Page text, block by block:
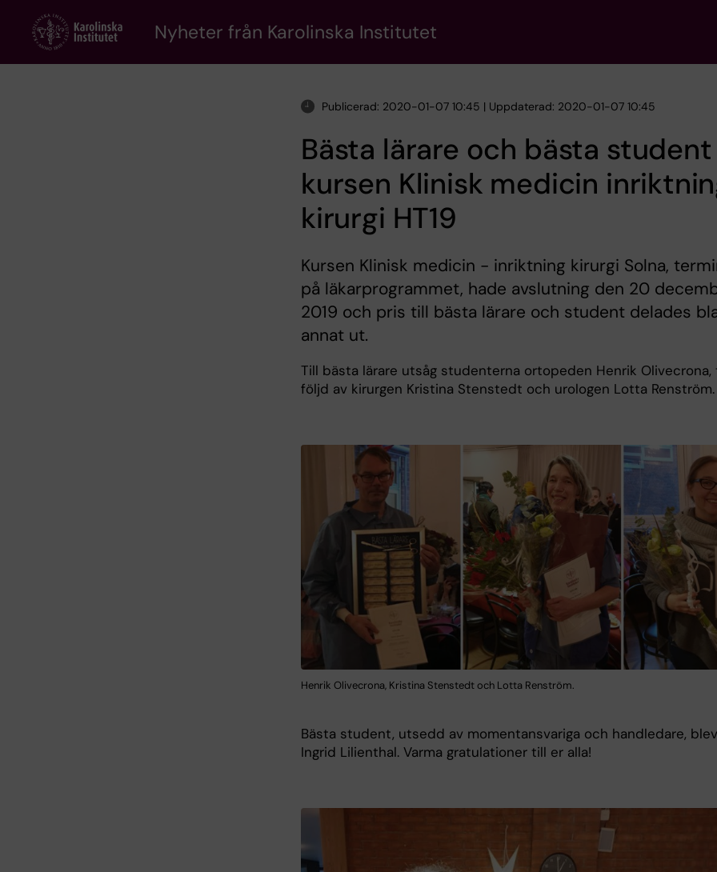
content
Nyheter från Karolinska Institutet
Publicerad: 2020-01-07 10:45 | Uppdaterad: 2020-01-07 10:45
Bästa lärare och bästa
kursen Klinisk medicin
kirurgi HT19
Kursen Klinisk medicin - inriktning kirurgi Solna,
på läkarprogrammet, hade avslutning den 20
2019 och pris till bästa lärare och student delades
annat ut.
Till bästa lärare utsåg studenterna ortopeden Henrik
följd av kirurgen Kristina Stenstedt och urologen Lotta
Henrik Olivecrona, Kristina Stenstedt och Lotta Renström.
Bästa student, utsedd av momentansvariga och handledare, blev
Ingrid Lilienthal. Varma gratulationer till er alla!